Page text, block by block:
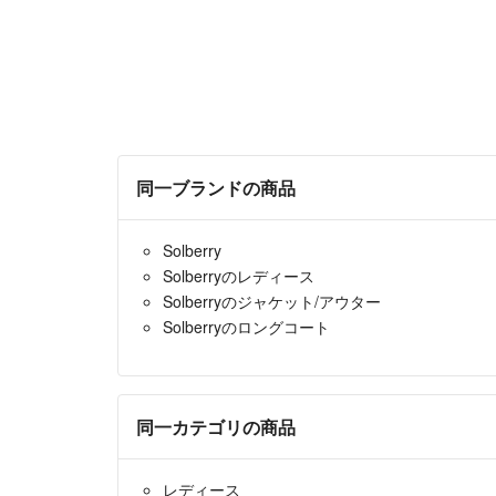
同一ブランドの商品
Solberry
Solberryのレディース
Solberryのジャケット/アウター
Solberryのロングコート
同一カテゴリの商品
レディース